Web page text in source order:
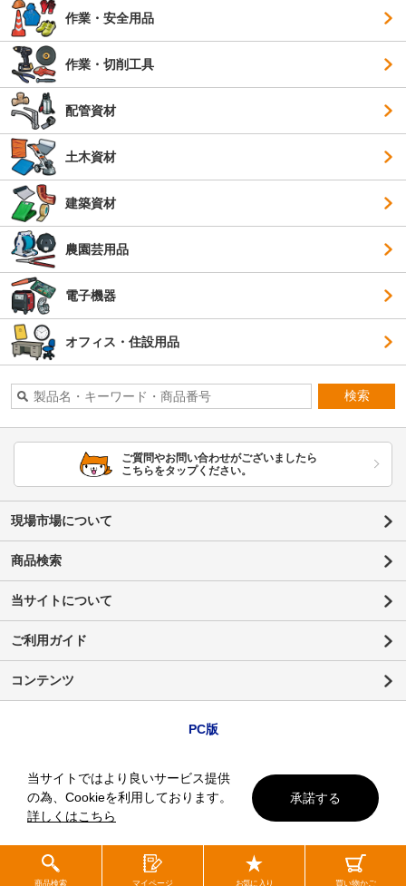
作業・安全用品
作業・切削工具
配管資材
土木資材
建築資材
農園芸用品
電子機器
オフィス・住設用品
検索
ご質問やお問い合わせがございましたら
こちらをタップください。
現場市場について
商品検索
当サイトについて
ご利用ガイド
コンテンツ
商品検索 マイページ お気に入り 買い物かご
PC版
当サイトではより良いサービス提供
の為、Cookieを利用しております。
詳しくはこちら
承諾する